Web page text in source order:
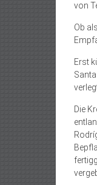
von
Ob
Erst
Die